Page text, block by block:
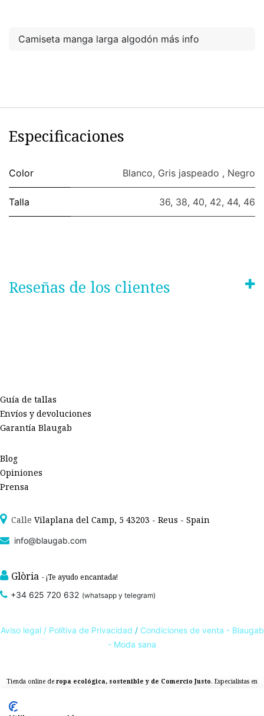
Camiseta manga larga algodón más info
Especificaciones
Color Blanco, Gris jaspeado , Negro
Talla 36, 38, 40, 42, 44, 46
Reseñas de los clientes
Guía de tallas
Envíos y devoluciones
Garantía Blaugab
Blog
Opiniones
Prensa
Calle Vilaplana del Camp, 5 43203 - Reus - Spain
info@blaugab.com
Glòria - ¡Te ayudo encantada!
+34 625 720 632 (whatsapp y telegram)
Aviso legal / Polítiva de Privacidad / Condiciones de venta - Blaugab
- Moda sana
Tienda online de ropa ecológica, sostenible y de Comercio Justo. Especialistas en
sostenibles con certificado GOTS